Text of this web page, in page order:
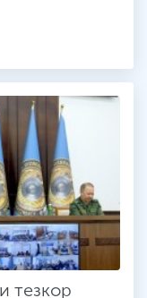
тезкор